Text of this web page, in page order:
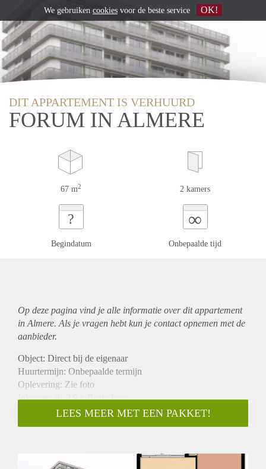
DIT APPARTEMENT IS VERHUURD
FORUM IN ALMERE
67 m2 2 kamers
?
Begindatum
∞
Onbepaalde tijd
Op deze pagina vind je alle informatie over ditappartement
in Almere. Als je vragen hebt kun je contact opnemen met de
aanbieder.
Object: Direct bij de eigenaar
Huurtermijn: Onbepaalde termijn
Oplevering: Zie foto
Inkomen eis:2,9 x Bruto huur
Garantiestelling mogelijk: Ja
Borg: 1 Maand
Huisdieren toegestaan: Afhankelijk van de Eigenaar
LEES MEER MET EEN PAKKET!
We gebruiken cookies voor de beste service OK!